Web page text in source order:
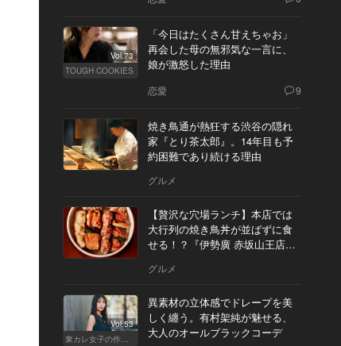
Vol.73
TOUGH COOKIES
「今日はたくさん甘えちゃお」
再会した母の無邪気な一言に、
娘が激怒した理由
恋愛 9
焼き鳥通が熱狂する渋谷の隠れ
家『とり茶太郎』。14年目も予
約困難であり続ける理由
グルメ
【贅沢な穴場ランチ】本店では
大行列の焼き鳥丼が並ばずに食
せる！？『伊勢廣 赤坂山王店』
グルメ
Vol.53
東カレ女子の作り方
異素材の立体感でドレープを美
しく纏う。有村架純が魅せる、
大人のオールブラックコーデ